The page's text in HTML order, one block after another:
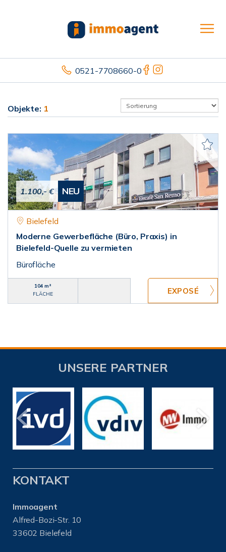
0521-7708660-0
Objekte: 1
1.100,- € NEU
Bielefeld
Moderne Gewerbefläche (Büro, Praxis) in
Bielefeld-Quelle zu vermieten
Bürofläche
104 m²
FLÄCHE
UNSERE PARTNER
KONTAKT
Immoagent
Alfred-Bozi-Str. 10
33602 Bielefeld